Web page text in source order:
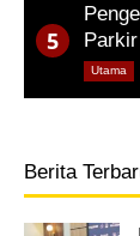
Utama
Berita